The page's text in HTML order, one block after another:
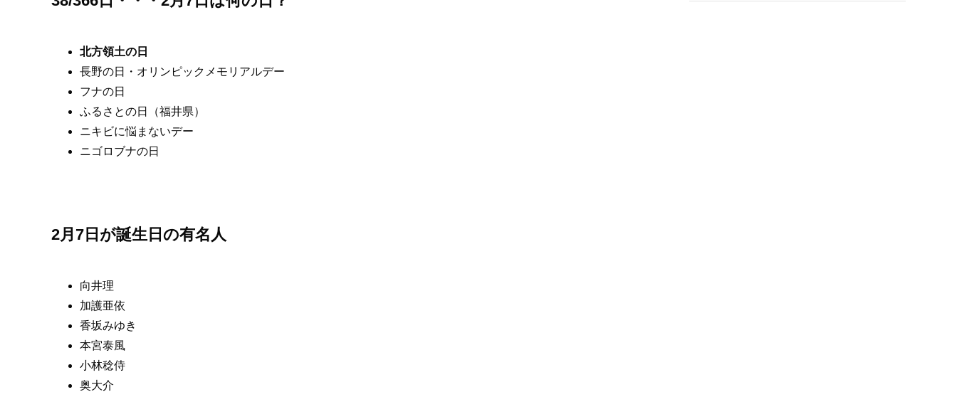
北方領土の日
長野の日・オリンピックメモリアルデー
フナの日
ふるさとの日（福井県）
ニキビに悩まないデー
ニゴロブナの日
2月7日が誕生日の有名人
向井理
加護亜依
香坂みゆき
本宮泰風
小林稔侍
奥大介